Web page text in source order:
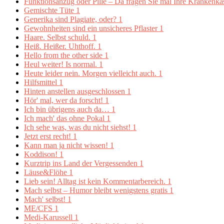
Gemischte Tüte 1
Generika sind Plagiate, oder? 1
Gewohnheiten sind ein unsicheres Pflaster 1
Haare. Selbst schuld. 1
Heiß. Heißer. Uhthoff. 1
Hello from the other side 1
Heul weiter! Is normal. 1
Heute leider nein. Morgen vielleicht auch. 1
Hilfsmittel 1
Hinten anstellen ausgeschlossen 1
Hör' mal, wer da forscht! 1
Ich bin übrigens auch da… 1
Ich mach' das ohne Pokal 1
Ich sehe was, was du nicht siehst! 1
Jetzt erst recht! 1
Kann man ja nicht wissen! 1
Koddison! 1
Kurztrip ins Land der Vergessenden 1
Läuse&Flöhe 1
Lieb sein! Alltag ist kein Kommentarbereich. 1
Mach selbst – Humor bleibt wenigstens gratis 1
Mach' selbst! 1
ME/CFS 1
Medi-Karussell 1